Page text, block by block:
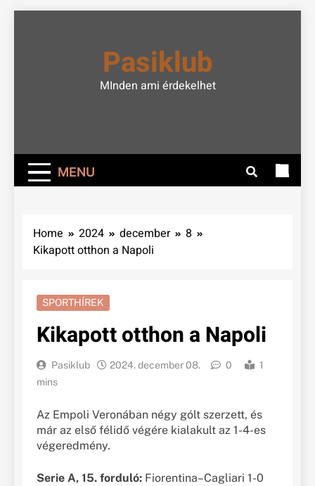
Pasiklub
MInden ami érdekelhet
MENU
Home 2024 december
8
Kikapott otthon a Napoli
SPORTHÍREK
Kikapott otthon a Napoli
Pasiklub 2024. december 08. 0
1
mins
Az Empoli Veronában négy gólt szerzett, és
már az első félidő végére kialakult az 1-4-es
végeredmény.
Serie A, 15. forduló: Fiorentina–Cagliari 1-0